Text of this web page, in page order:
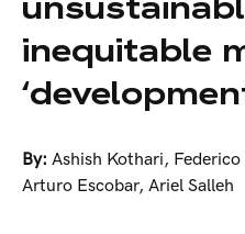
inequitable
By: Ashish Kothari,
Arturo Escobar, Ariel Salleh